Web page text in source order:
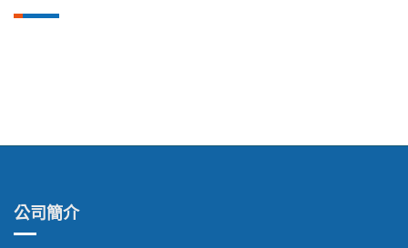
公司簡介